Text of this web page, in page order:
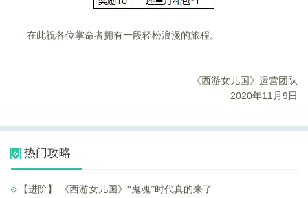
在此祝各位掌命者拥有一段轻松浪漫的旅程。
《西游女儿国》运营团队
2020年11 月9日
热门攻略
【进阶】 ​《西游女儿国》“鬼魂”时代真的来了